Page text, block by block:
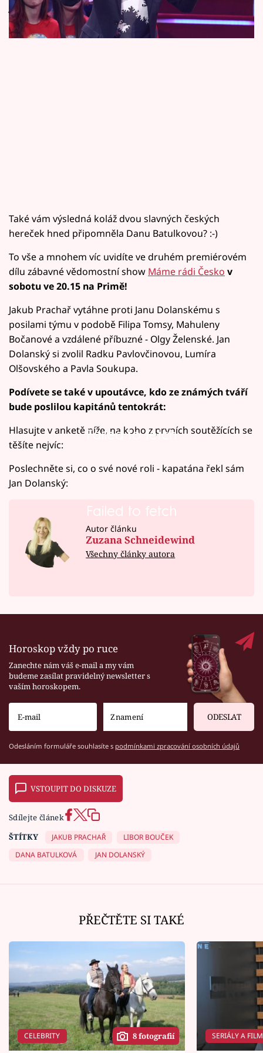
Sledujte prima+
jejich portrétů. Vyzkoušejte si úkol s nimi.
Také vám výsledná koláž dvou slavných českých
hereček hned připomněla Danu Batulkovou? :-)
To vše a mnohem víc uvidíte ve druhém premiérovém
dílu zábavné vědomostní show Máme rádi Česko v
sobotu ve 20.15 na Primě!
Jakub Prachař vytáhne proti Janu Dolanskému s
posilami týmu v podobě Filipa Tomsy, Mahuleny
Bočanové a vzdálené příbuzné - Olgy Želenské. Jan
Dolanský si zvolil Radku Pavlovčinovou, Lumíra
Olšovského a Pavla Soukupa.
Podívete se také v upoutávce, kdo ze známých tváří
bude poslilou kapitánů tentokrát:
Failed to fetch
Hlasujte v anketě níže, na koho z prvních soutěžících se
těšíte nejvíc:
Poslechněte si, co o své nové roli - kapatána řekl sám
Jan Dolanský:
Failed to fetch
Autor článku
Zuzana Schneidewind
Všechny články autora
Horoskop vždy po ruce
Zanechte nám váš e-mail a my vám
budeme zasílat pravidelný newsletter s
vaším horoskopem.
ODESLAT
Odesláním formuláře souhlasíte s podmínkami zpracování osobních údajů
VSTOUPIT DO DISKUZE
Sdílejte článek
ŠTÍTKY
JAKUB PRACHAŘ
LIBOR BOUČEK
DANA BATULKOVÁ
JAN DOLANSKÝ
PŘEČTĚTE SI TAKÉ
CELEBRITY 8 fotografií SERIÁLY A